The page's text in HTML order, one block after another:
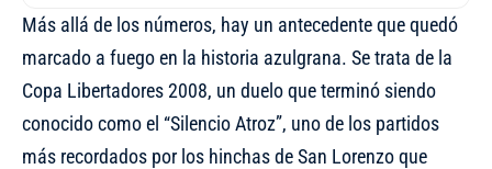
Más allá de los números, hay un antecedente que quedó
marcado a fuego en la historia azulgrana. Se trata de la
Copa Libertadores 2008, un duelo que terminó siendo
conocido como el “Silencio Atroz”, uno de los partidos
más recordados por los hinchas de San Lorenzo que